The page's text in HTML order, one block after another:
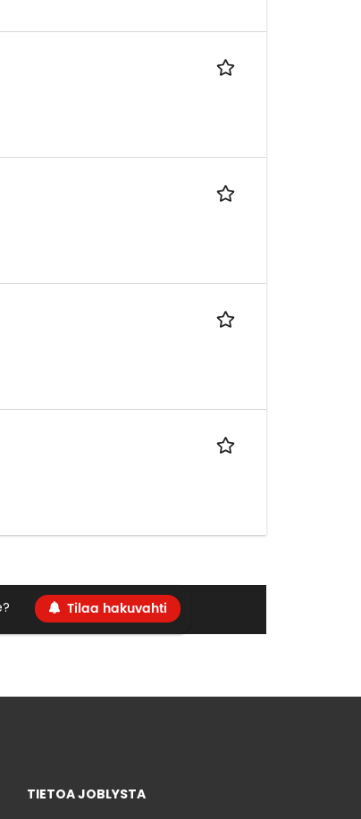
Tilaa hakuvahti
TIETOA JOBLYSTA